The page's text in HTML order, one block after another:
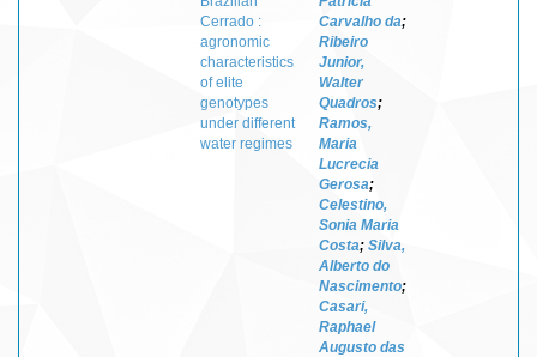
Cerrado :
agronomic
characteristics
of elite
genotypes
under different
water regimes
Carvalho da;
Ribeiro
Junior,
Walter
Quadros;
Ramos,
Maria
Lucrecia
Gerosa;
Celestino,
Sonia Maria
Costa; Silva,
Alberto do
Nascimento;
Casari,
Raphael
Augusto das